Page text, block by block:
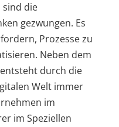
sind die
gezwungen. Es
Prozesse zu
Neben dem
durch die
Welt immer
im
im Speziellen